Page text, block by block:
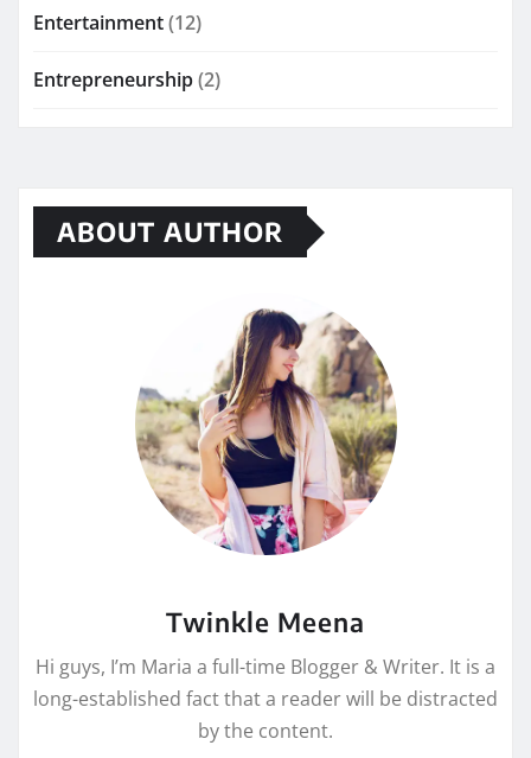
Entertainment(12)
Entrepreneurship(2)
ABOUT AUTHOR
Twinkle Meena
Hi guys, I’m Maria a full-time Blogger & Writer. It is a
long-established fact that a reader will be distracted
by the content.